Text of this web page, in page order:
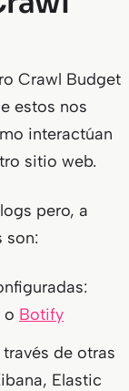
Crawl Budget
estos nos
interactúan
sitio web.
pero, a
son:
o Botify
de otras
Elastic